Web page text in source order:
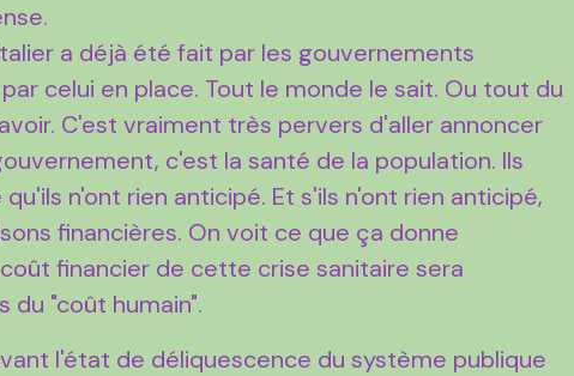
a déjà été fait par les gouvernements
celui en place. Tout le monde le sait. Ou tout du
C'est vraiment très pervers d'aller annoncer
c'est la santé de la population. Ils
n'ont rien anticipé. Et s'ils n'ont rien anticipé,
financières. On voit ce que ça donne
financier de cette crise sanitaire sera
du "coût humain".
l'état de déliquescence du système publique